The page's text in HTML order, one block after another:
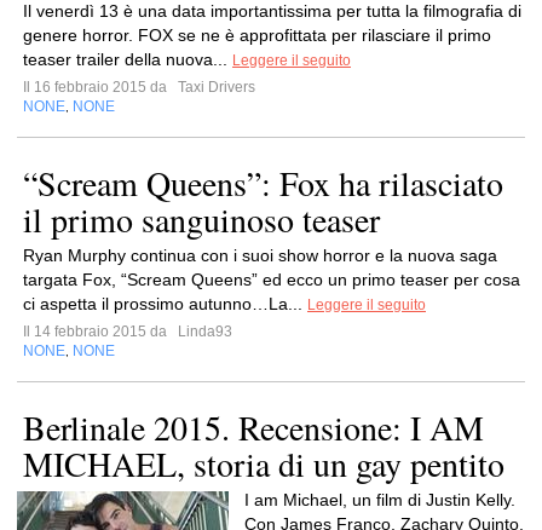
Il venerdì 13 è una data importantissima per tutta la filmografia di
genere horror. FOX se ne è approfittata per rilasciare il primo
teaser trailer della nuova...
Leggere il seguito
Il 16 febbraio 2015 da
Taxi Drivers
NONE NONE
“Scream Queens”: Fox ha rilasciato
il primo sanguinoso teaser
Ryan Murphy continua con i suoi show horror e la nuova saga
targata Fox, “Scream Queens” ed ecco un primo teaser per cosa
ci aspetta il prossimo autunno…La...
Leggere il seguito
Il 14 febbraio 2015 da
Linda93
NONE NONE
Berlinale 2015. Recensione: I AM
MICHAEL, storia di un gay pentito
I am Michael, un film di Justin Kelly.
Con James Franco, Zachary Quinto,